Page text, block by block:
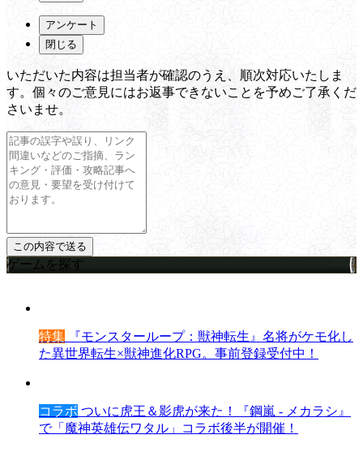
アンケート
閉じる
いただいた内容は担当者が確認のうえ、順次対応いたしま
す。個々のご意見にはお返事できないことを予めご了承くだ
さいませ。
ゲームを探す
特集 『モンスターループ：獣神転生』名将がケモ化し
た異世界転生×獣神進化RPG。事前登録受付中！
コラボ ついに虎王＆影虎が来た！『鋼嵐 - メカラシ』
で「魔神英雄伝ワタル」コラボ後半が開催！